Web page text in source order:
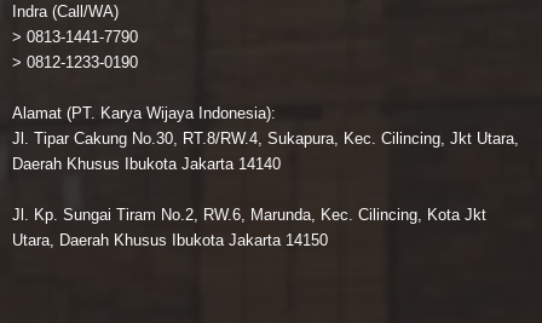
Indra (Call/WA)
> 0813-1441-7790
> 0812-1233-0190
Alamat (PT. Karya Wijaya Indonesia):
Jl. Tipar Cakung No.30, RT.8/RW.4, Sukapura, Kec. Cilincing, Jkt Utara,
Daerah Khusus Ibukota Jakarta 14140
Jl. Kp. Sungai Tiram No.2, RW.6, Marunda, Kec. Cilincing, Kota Jkt
Utara, Daerah Khusus Ibukota Jakarta 14150